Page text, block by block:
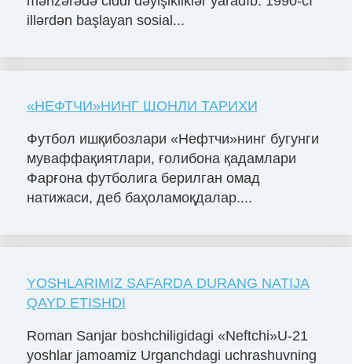
illərdən başlayan sosial...
«НЕФТЧИ»НИНГ ШОНЛИ ТАРИХИ
Футбол ишқибозлари «Нефтчи»нинг бугунги
муваффақиятлари, ғолибона қадамлари
Фарғона футболига берилган омад
натижаси, деб баҳоламоқдалар....
YOSHLARIMIZ SAFARDA DURANG NATIJA
QAYD ETISHDI
Roman Sanjar boshchiligidagi «Neftchi»U-21
yoshlar jamoamiz Urganchdagi uchrashuvning